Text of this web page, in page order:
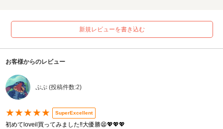
新規レビューを書き込む
お客様からのレビュー
ぷぷ (投稿件数:2)
★★★★★ SuperExcellent
初めてloveil買ってみました‼️大優勝😫💖💖💖